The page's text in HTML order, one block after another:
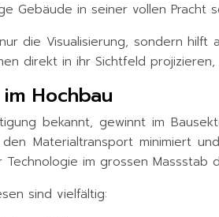
Gebäude in seiner vollen Pracht
die Visualisierung, sondern
direkt in ihr Sichtfeld
Hochbau
bekannt, gewinnt im
Materialtransport minimiert
im grossen Massstab
sind vielfältig: